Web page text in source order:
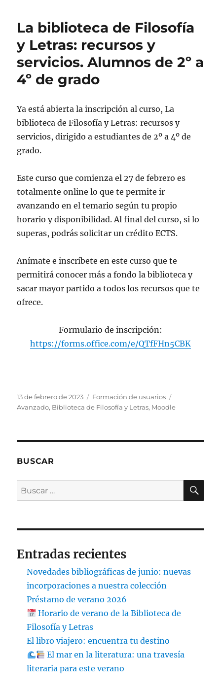
La biblioteca de Filosofía
y Letras: recursos y
servicios. Alumnos de 2º a
4º de grado
Ya está abierta la inscripción al curso, La
biblioteca de Filosofía y Letras: recursos y
servicios, dirigido a estudiantes de 2º a 4º de
grado.
Este curso que comienza el 27 de febrero es
totalmente online lo que te permite ir
avanzando en el temario según tu propio
horario y disponibilidad. Al final del curso, si lo
superas, podrás solicitar un crédito ECTS.
Anímate e inscríbete en este curso que te
permitirá conocer más a fondo la biblioteca y
sacar mayor partido a todos los recursos que te
ofrece.
Formulario de inscripción:
https://forms.office.com/e/QTfFHn5CBK
Publicado
el
13 de febrero de 2023 Categorías
Formación de usuarios
Avanzado, Biblioteca de Filosofía y Letras, Moodle
BUSCAR
Buscar
por:
Entradas recientes
Novedades bibliográficas de junio: nuevas
incorporaciones a nuestra colección
Préstamo de verano 2026
Horario de verano de la Biblioteca de
Filosofía y Letras
El libro viajero: encuentra tu destino
El mar en la literatura: una travesía
literaria para este verano